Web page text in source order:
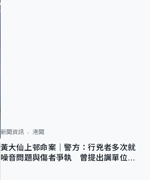
新聞資訊 港聞
黃大仙上邨命案｜警方：行兇者多次就
噪音問題與傷者爭執 曾提出調單位已